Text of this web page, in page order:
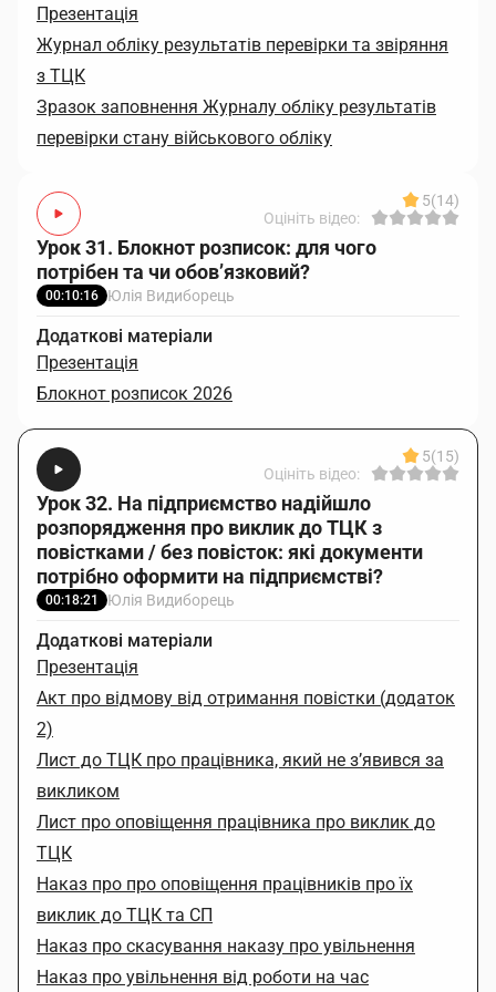
Презентація
Журнал обліку результатів перевірки та звіряння
з ТЦК
Зразок заповнення Журналу обліку результатів
перевірки стану військового обліку
5(14)
Оцініть відео:
Урок 31. Блокнот розписок: для чого
потрібен та чи обов’язковий?
00:10:16 Юлія Видиборець
Додаткові матеріали
Презентація
Блокнот розписок 2026
5(15)
Оцініть відео:
Урок 32. На підприємство надійшло
розпорядження про виклик до ТЦК з
повістками / без повісток: які документи
потрібно оформити на підприємстві?
00:18:21 Юлія Видиборець
Додаткові матеріали
Презентація
Акт про відмову від отримання повістки (додаток
2)
Лист до ТЦК про працівника, який не з’явився за
викликом
Лист про оповіщення працівника про виклик до
ТЦК
Наказ про про оповіщення працівників про їх
виклик до ТЦК та СП
Наказ про скасування наказу про увільнення
Наказ про увільнення від роботи на час